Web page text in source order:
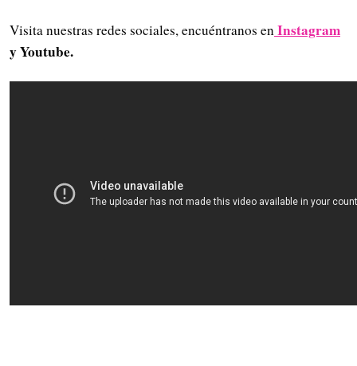
Visita nuestras redes sociales, encuéntranos enInstagram
y Youtube.